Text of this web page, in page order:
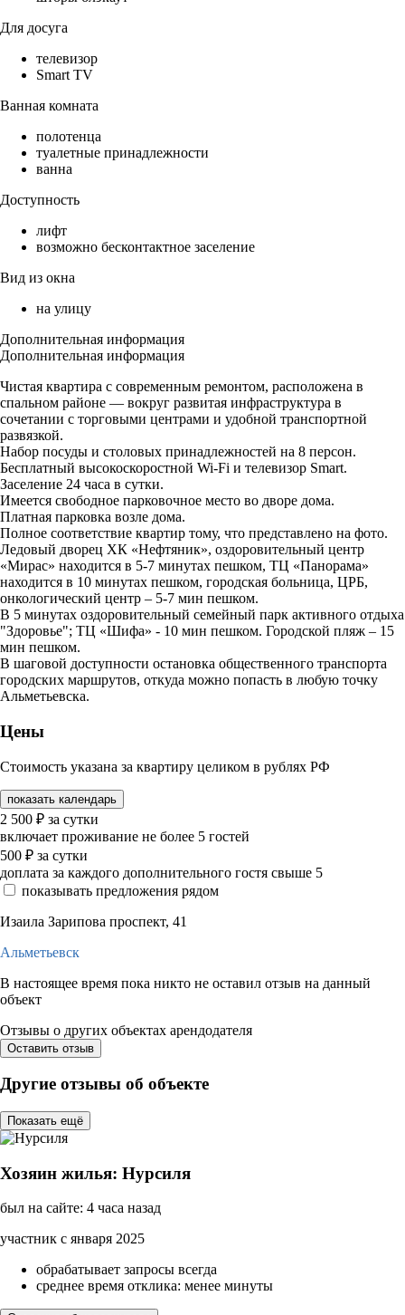
Для досуга
телевизор
Smart TV
Ванная комната
полотенца
туалетные принадлежности
ванна
Доступность
лифт
возможно бесконтактное заселение
Вид из окна
на улицу
Дополнительная информация
Дополнительная информация
Чистая квартира с современным ремонтом, расположена в
спальном районе — вокруг развитая инфраструктура в
сочетании с торговыми центрами и удобной транспортной
развязкой.
Набор посуды и столовых принадлежностей на 8 персон.
Бесплатный высокоскоростной Wi-Fi и телевизор Smart.
Заселение 24 часа в сутки.
Имеется свободное парковочное место во дворе дома.
Платная парковка возле дома.
Полное соответствие квартир тому, что представлено на фото.
Ледовый дворец ХК «Нефтяник», оздоровительный центр
«Мирас» находится в 5-7 минутах пешком, ТЦ «Панорама»
находится в 10 минутах пешком, городская больница, ЦРБ,
онкологический центр – 5-7 мин пешком.
В 5 минутах оздоровительный семейный парк активного отдыха
"Здоровье"; ТЦ «Шифа» - 10 мин пешком. Городской пляж – 15
мин пешком.
В шаговой доступности остановка общественного транспорта
городских маршрутов, откуда можно попасть в любую точку
Альметьевска.
Цены
Стоимость указана за квартиру целиком в рублях РФ
показать календарь
2 500 ₽ за сутки
включает проживание не более 5 гостей
500 ₽ за сутки
доплата за каждого дополнительного гостя свыше 5
показывать предложения рядом
Изаила Зарипова проспект, 41
Альметьевск
В настоящее время пока никто не оставил отзыв на данный
объект
Отзывы о других объектах арендодателя
Оставить отзыв
Другие отзывы об объекте
Показать ещё
Хозяин жилья: Нурсиля
был на сайте: 4 часа назад
участник с января 2025
обрабатывает запросы всегда
среднее время отклика: менее минуты